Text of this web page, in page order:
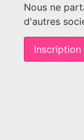
Nous ne
d'autres
Inscription